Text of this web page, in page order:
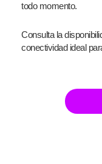
todo momento.
Consulta la
conectividad ideal